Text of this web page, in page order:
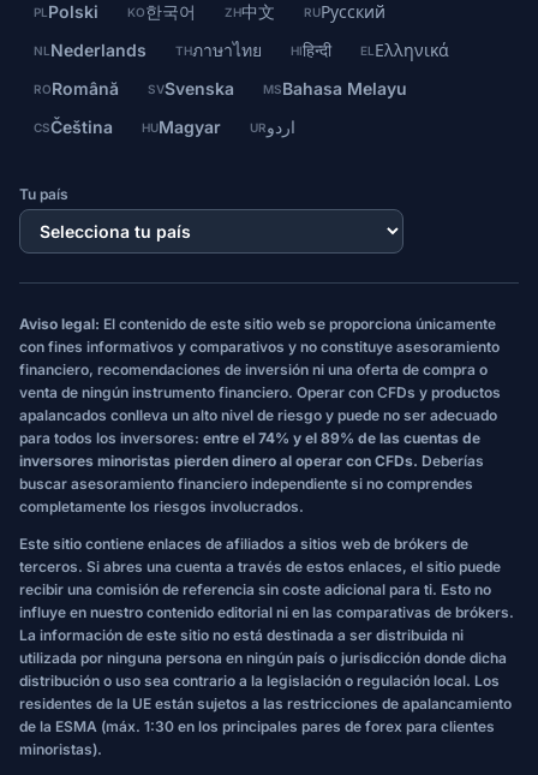
PL Polski KO한국어 ZH中文 RUРусский
NL Nederlands THภาษาไทย HIहिन्दी EL Ελληνικά
RORomână SVSvenska MSBahasa Melayu
CSČeština HUMagyar URاردو
Tu país
Aviso legal: El contenido de este sitio web se proporciona únicamente
con fines informativos y comparativos y no constituye asesoramiento
financiero, recomendaciones de inversión ni una oferta de compra o
venta de ningún instrumento financiero. Operar con CFDs y productos
apalancados conlleva un alto nivel de riesgo y puede no ser adecuado
para todos los inversores: entre el 74% y el 89% de las cuentas de
inversores minoristas pierden dinero al operar con CFDs. Deberías
buscar asesoramiento financiero independiente si no comprendes
completamente los riesgos involucrados.
Este sitio contiene enlaces de afiliados a sitios web de brókers de
terceros. Si abres una cuenta a través de estos enlaces, el sitio puede
recibir una comisión de referencia sin coste adicional para ti. Esto no
influye en nuestro contenido editorial ni en las comparativas de brókers.
La información de este sitio no está destinada a ser distribuida ni
utilizada por ninguna persona en ningún país o jurisdicción donde dicha
distribución o uso sea contrario a la legislación o regulación local. Los
residentes de la UE están sujetos a las restricciones de apalancamiento
de la ESMA (máx. 1:30 en los principales pares de forex para clientes
minoristas).